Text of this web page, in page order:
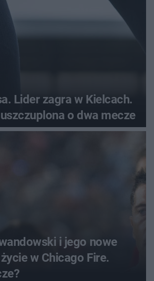
Lider zagra w Kielcach.
o dwa mecze
i jego nowe
w Chicago Fire.